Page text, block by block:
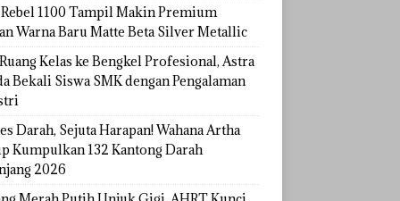
1100 Tampil Makin Premium
Warna Baru Matte Beta Silver Metallic
Kelas ke Bengkel Profesional, Astra
Bekali Siswa SMK dengan Pengalaman
Darah, Sejuta Harapan! Wahana Artha
Kumpulkan 132 Kantong Darah
2026